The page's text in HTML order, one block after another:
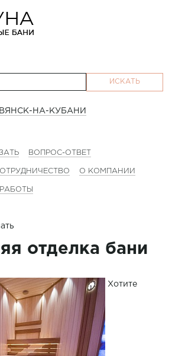
ИСКАТЬ
НА-КУБАНИ
ВОПРОС-ОТВЕТ
О КОМПАНИИ
отделка бани
Хотите